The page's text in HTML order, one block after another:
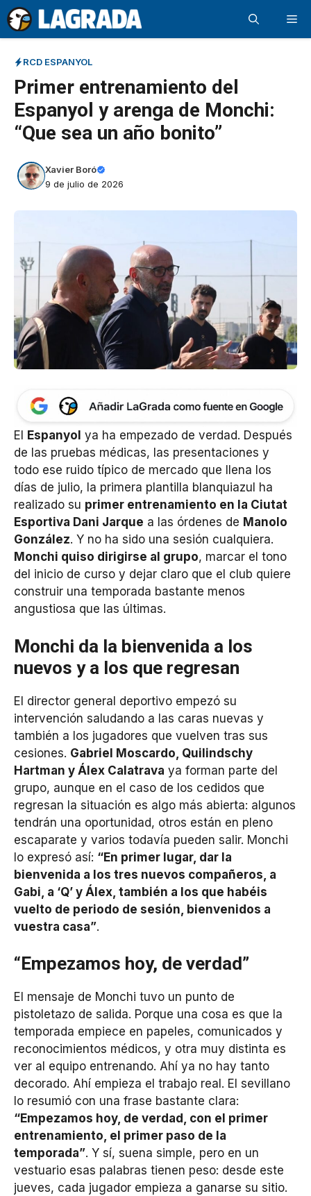
Saltar
al
contenido
RCD ESPANYOL
Primer entrenamiento del
Espanyol y arenga de Monchi:
“Que sea un año bonito”
Xavier Boró
9 de julio de 2026
El Espanyol ya ha empezado de verdad. Después
de las pruebas médicas, las presentaciones y
todo ese ruido típico de mercado que llena los
días de julio, la primera plantilla blanquiazul ha
realizado su primer entrenamiento en la Ciutat
Esportiva Dani Jarque a las órdenes de Manolo
González. Y no ha sido una sesión cualquiera.
Monchi quiso dirigirse al grupo, marcar el tono
del inicio de curso y dejar claro que el club quiere
construir una temporada bastante menos
angustiosa que las últimas.
Monchi da la bienvenida a los
nuevos y a los que regresan
El director general deportivo empezó su
intervención saludando a las caras nuevas y
también a los jugadores que vuelven tras sus
cesiones. Gabriel Moscardo, Quilindschy
Hartman y Álex Calatrava ya forman parte del
grupo, aunque en el caso de los cedidos que
regresan la situación es algo más abierta: algunos
tendrán una oportunidad, otros están en pleno
escaparate y varios todavía pueden salir. Monchi
lo expresó así: “En primer lugar, dar la
bienvenida a los tres nuevos compañeros, a
Gabi, a ‘Q’ y Álex, también a los que habéis
vuelto de periodo de sesión, bienvenidos a
vuestra casa”.
“Empezamos hoy, de verdad”
El mensaje de Monchi tuvo un punto de
pistoletazo de salida. Porque una cosa es que la
temporada empiece en papeles, comunicados y
reconocimientos médicos, y otra muy distinta es
ver al equipo entrenando. Ahí ya no hay tanto
decorado. Ahí empieza el trabajo real. El sevillano
lo resumió con una frase bastante clara:
“Empezamos hoy, de verdad, con el primer
entrenamiento, el primer paso de la
temporada”. Y sí, suena simple, pero en un
vestuario esas palabras tienen peso: desde este
jueves, cada jugador empieza a ganarse su sitio.